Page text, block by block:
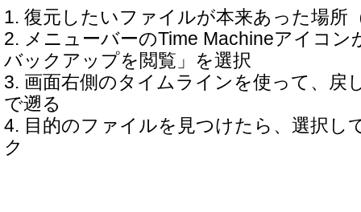
1. 復元したいファイルが本来あった場所
2. メニューバーのTime Machineアイコン
バックアップを閲覧」を選択
3. 画面右側のタイムラインを使って、戻
で遡る
4. 目的のファイルを見つけたら、選択し
ク